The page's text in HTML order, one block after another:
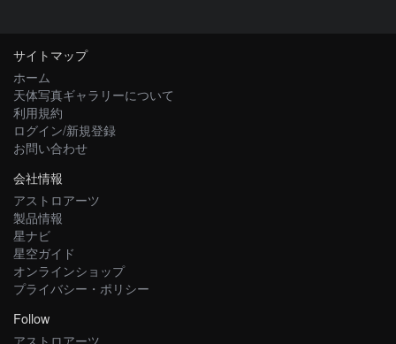
サイトマップ
ホーム
天体写真ギャラリーについて
利用規約
ログイン/新規登録
お問い合わせ
会社情報
アストロアーツ
製品情報
星ナビ
星空ガイド
オンラインショップ
プライバシー・ポリシー
Follow
アストロアーツ